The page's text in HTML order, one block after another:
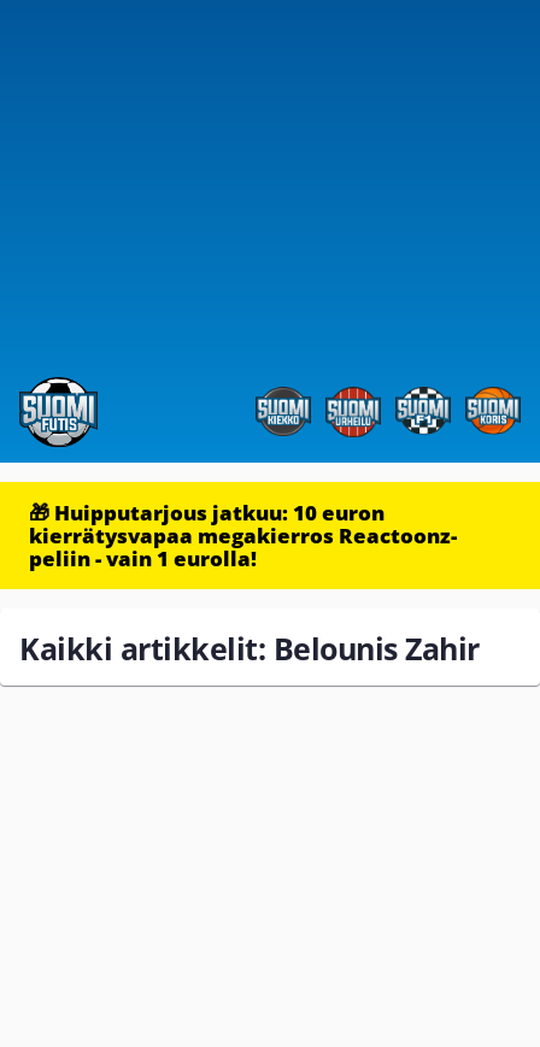
🎁 Huipputarjous jatkuu: 10 euron
kierrätysvapaa megakierros Reactoonz-
peliin - vain 1 eurolla!
Kaikki artikkelit: Belounis Zahir